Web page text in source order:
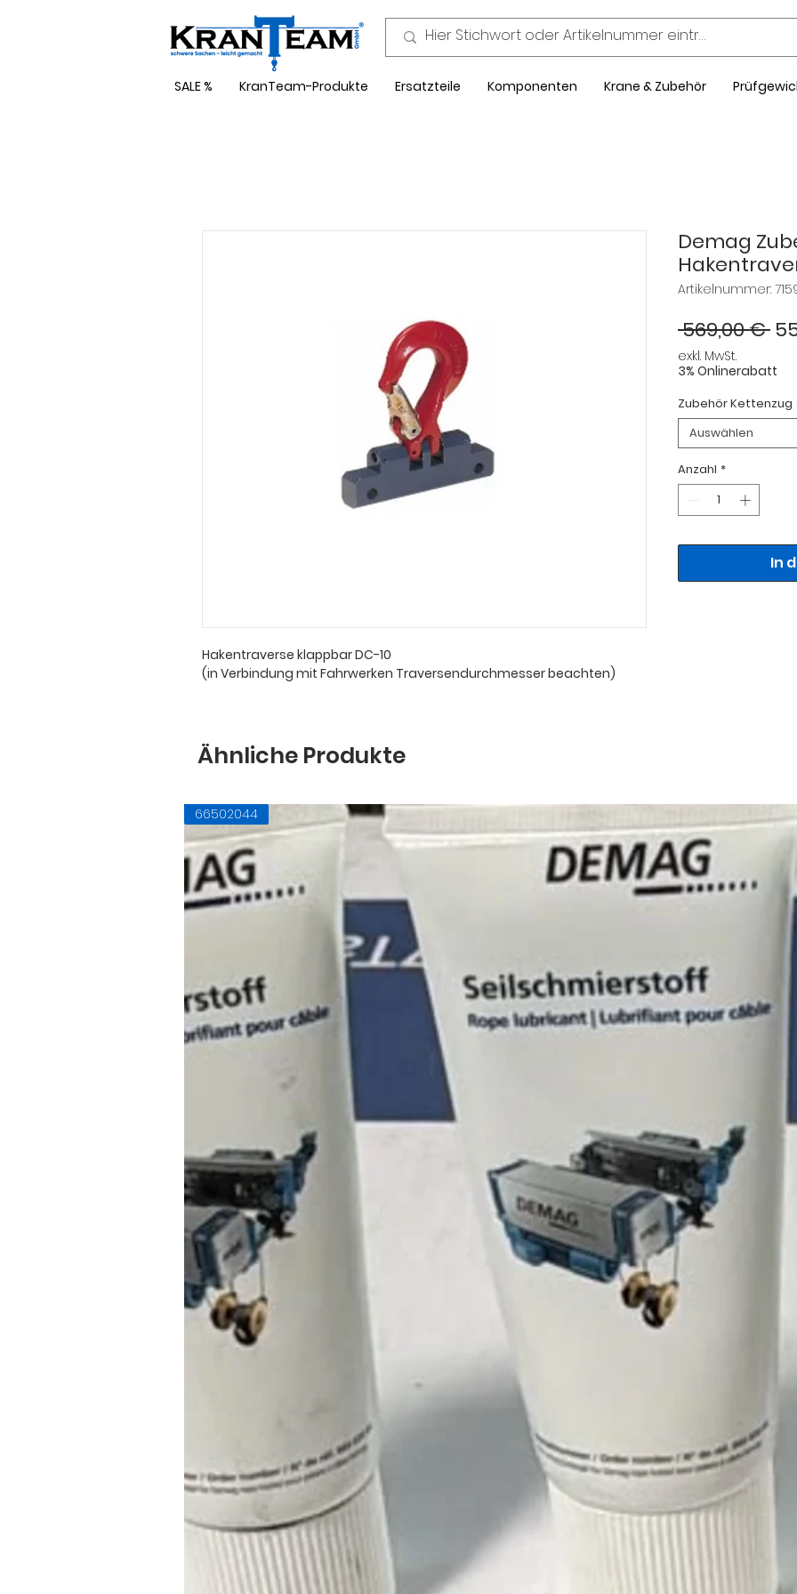
SALE % KranTeam-Produkte Ersatzteile Komponenten Krane & Zubehör
Hakentraverse klappbar DC-10
(in Verbindung mit Fahrwerken Traversendurchmesser beachten)
Demag
Artikelnummer:
569,00 €
exkl. MwSt.
3% Onlinerabatt
Zubehör Kettenzug
Auswählen
Anzahl *
In
Ähnliche Produkte
66502044